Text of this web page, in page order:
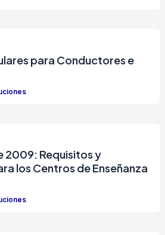
para Conductores e
2009: Requisitos y
los Centros de Enseñanza